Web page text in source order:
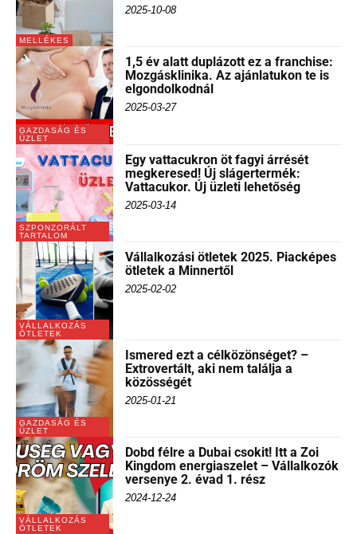
MELLÉKES
2025-10-08
GAZDASÁG ÉS
ÜZLET
1,5 év alatt duplázott ez a franchise:
Mozgásklinika. Az ajánlatukon te is
elgondolkodnál
2025-03-27
SZPONZORÁLT
TARTALOM
Egy vattacukron öt fagyi árrését
megkeresed! Új slágertermék:
Vattacukor. Új üzleti lehetőség
2025-03-14
VÁLLALKOZÁS
ÖTLETEK
Vállalkozási ötletek 2025. Piacképes
ötletek a Minnertől
2025-02-02
GAZDASÁG ÉS
ÜZLET
Ismered ezt a célközönséget? –
Extrovertált, aki nem találja a
közösségét
2025-01-21
VÁLLALKOZÁS
ÖTLETEK
Dobd félre a Dubai csokit! Itt a Zoi
Kingdom energiaszelet – Vállalkozók
versenye 2. évad 1. rész
2024-12-24